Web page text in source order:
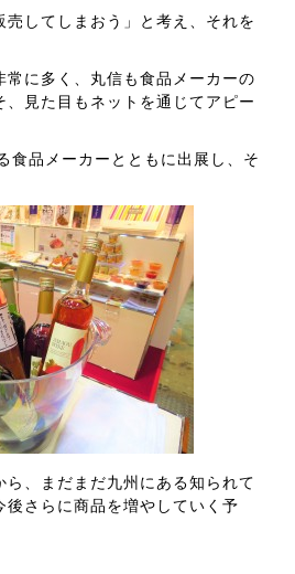
してしまおう」と考え、それを
に多く、丸信も食品メーカーの
見た目もネットを通じてアピー
食品メーカーとともに出展し、そ
、まだまだ九州にある知られて
さらに商品を増やしていく予